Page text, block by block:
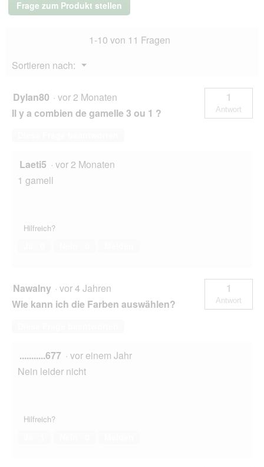
250
ml
Frage zum Produkt stellen
1-10 von 11 Fragen
Sortieren nach:
▼
Menü
Dylan80 · vor 2 Monaten
Il y a combien de gamelle 3 ou 1 ?
1
Antwort
Laeti5 · vor 2 Monaten
1 gamell
Hilfreich?
Nawalny · vor 4 Jahren
Wie kann ich die Farben auswählen?
1
Antwort
...........677 · vor einem Jahr
Nein leider nicht
Hilfreich?